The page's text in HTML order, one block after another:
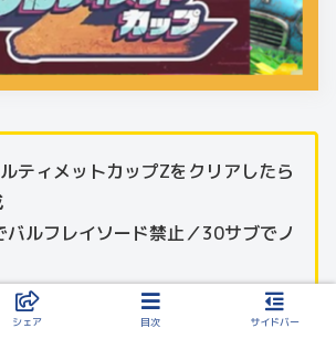
ティメットカップZをクリアしたら
ルフレイソード禁止／30サブでノ
シェア 目次 サイドバー